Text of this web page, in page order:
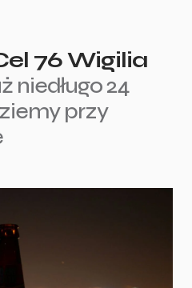
76 Wigilia
niedługo 24
przy